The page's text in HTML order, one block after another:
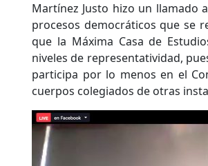
Martínez Justo hizo un llamado
procesos democráticos que se
que la Máxima Casa de
niveles de representatividad,
participa por lo menos en el
cuerpos colegiados de otras